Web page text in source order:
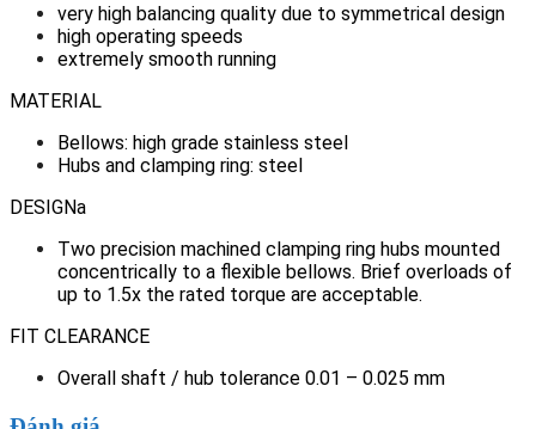
very high balancing quality due to symmetrical design
high operating speeds
extremely smooth running
MATERIAL
Bellows: high grade stainless steel
Hubs and clamping ring: steel
DESIGNa
Two precision machined clamping ring hubs mounted
concentrically to a flexible bellows. Brief overloads of
up to 1.5x the rated torque are acceptable.
FIT CLEARANCE
Overall shaft / hub tolerance 0.01 – 0.025 mm